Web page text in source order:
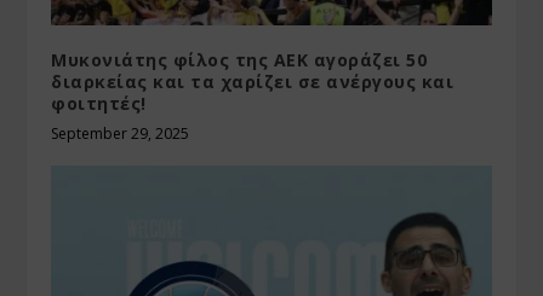
Μυκονιάτης φίλος της ΑΕΚ αγοράζει 50
διαρκείας και τα χαρίζει σε ανέργους και
φοιτητές!
September 29, 2025